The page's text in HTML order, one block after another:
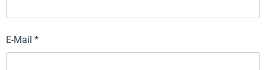
E-Mail *